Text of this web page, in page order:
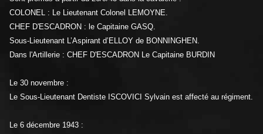
COLONEL : Le Lieutenant Colonel LEMOYNE.
CHEF D'ESCADRON : le Capitaine GASQ.
Sous-Lieutenant L’Aspirant d’ELLOY de BONNINGHEN.
Dans l'Artillerie : CHEF D'ESCADRON Le Capitaine BURDIN
Le 30 novembre :
Le Sous-Lieutenant Dentiste ISCOVICI Sylvain est affecté au régiment.
Le 6 décembre 1943 :